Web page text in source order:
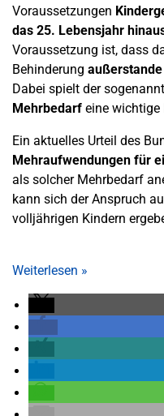
Voraussetzungen
das 25. Lebensjahr
Voraussetzung ist, dass
Behinderung
Dabei spielt der
Mehrbedarf eine wichtige
Ein aktuelles Urteil des
Mehraufwendungen für
als solcher Mehrbedarf
kann sich der Anspruch
volljährigen Kindern
Weiterlesen »